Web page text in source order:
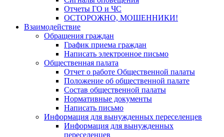
Отчеты ГО и ЧС
ОСТОРОЖНО, МОШЕННИКИ!
Взаимодействие
Обращения граждан
График приема граждан
Написать электронное письмо
Общественная палата
Отчет о работе Общественной палаты
Положение об общественной палате
Состав общественной палаты
Нормативные документы
Написать письмо
Информация для вынужденных переселенцев
Информация для вынужденных
переселенцев